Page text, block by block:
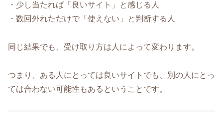
・少し当たれば「良いサイト」と感じる人
・数回外れただけで「使えない」と判断する人
同じ結果でも、受け取り方は人によって変わります。
つまり、ある人にとっては良いサイトでも、別の人にとっ
ては合わない可能性もあるということです。